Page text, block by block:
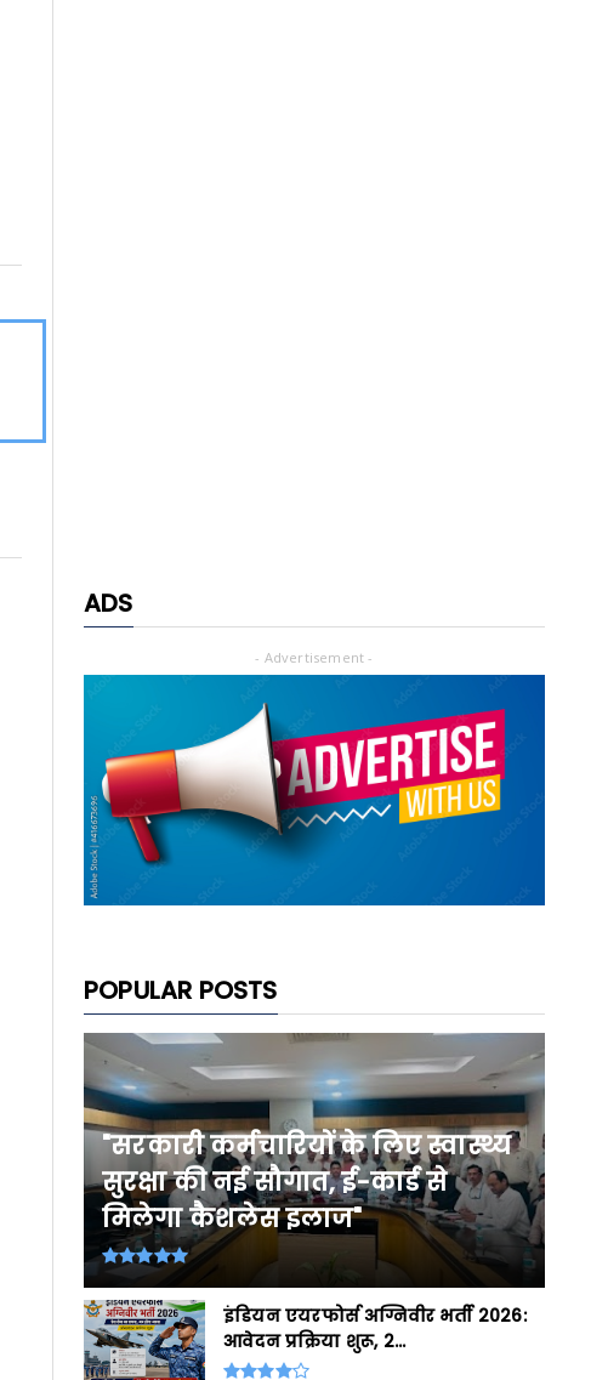
ADS
- Advertisement -
POPULAR POSTS
"सरकारी कर्मचारियों के लिए स्वास्थ्य
सुरक्षा की नई सौगात, ई-कार्ड से
मिलेगा कैशलेस इलाज"
इंडियन एयरफोर्स अग्निवीर भर्ती 2026:
आवेदन प्रक्रिया शुरू, 2...